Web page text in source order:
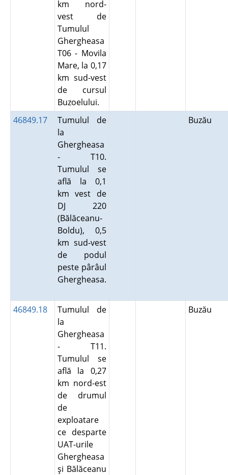
km nord-
vest de
Tumulul
Ghergheasa
T06 - Movila
Mare, la 0,17
km sud-vest
de cursul
Buzoelului.
46849.17
Tumulul de
la
Ghergheasa
- T10.
Tumulul se
află la 0,1
km vest de
DJ 220
(Bălăceanu-
Boldu), 0,5
km sud-vest
de podul
peste pârâul
Ghergheasa.
Buzău
46849.18
Tumulul de
la
Ghergheasa
- T11.
Tumulul se
află la 0,27
km nord-est
de drumul
de
exploatare
ce desparte
UAT-urile
Ghergheasa
şi Bălăceanu
Buzău